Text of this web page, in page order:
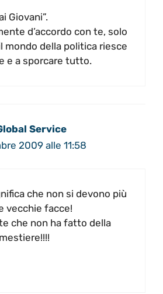
Giovani”.
d’accordo con te, solo
mondo della politica riesce
e a sporcare tutto.
Service
2009 alle 11:58
che non si devono più
vecchie facce!
che non ha fatto della